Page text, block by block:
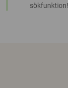
sökfunktion!